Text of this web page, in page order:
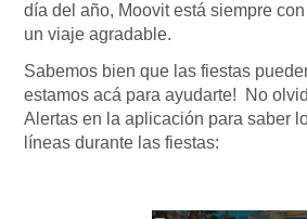
día del año, Moovit está siempre
un viaje agradable.
Sabemos bien que las fiestas
estamos acá para ayudarte! No
Alertas en la aplicación para saber
líneas durante las fiestas: